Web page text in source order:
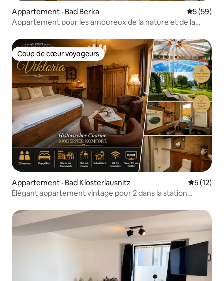
Appartement · Bad Berka Note
5 (59)
Appartement pour les amoureux de la nature et de la
Coup de cœur voyageurs
Coup de cœur voyageurs
Appartement · Bad Klosterlausnitz Note
5 (12)
Élégant appartement vintage pour 2 dans la station